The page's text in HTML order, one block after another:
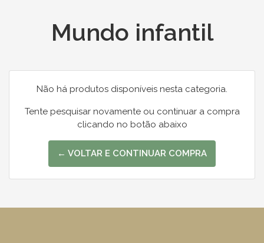
Mundo infantil
Não há produtos disponíveis nesta categoria.
Tente pesquisar novamente ou continuar a compra
clicando no botão abaixo
← VOLTAR E CONTINUAR COMPRA